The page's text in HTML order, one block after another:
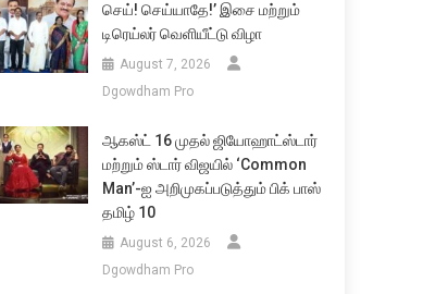
செய்! செய்யாதே!’ இசை மற்றும்
டிரெய்லர் வெளியீட்டு விழா
August 7, 2026
Dgowdham Pro
ஆகஸ்ட் 16 முதல் ஜியோஹாட்ஸ்டார்
மற்றும் ஸ்டார் விஜயில் ‘Common
Man’-ஐ அறிமுகப்படுத்தும் பிக் பாஸ்
தமிழ் 10
August 6, 2026
Dgowdham Pro